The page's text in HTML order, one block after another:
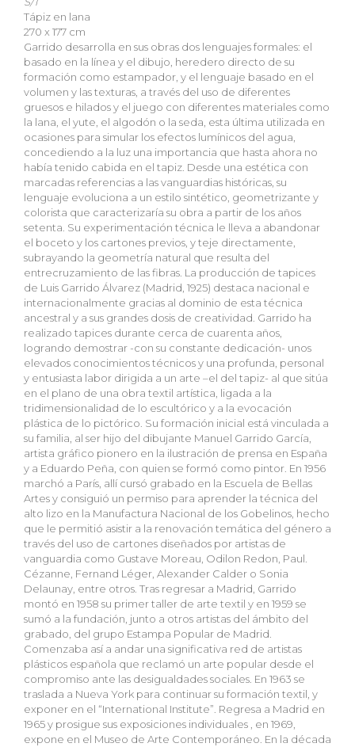
Tápiz en lana
270 x 177 cm
Garrido desarrolla en sus obras dos lenguajes formales: el
basado en la línea y el dibujo, heredero directo de su
formación como estampador, y el lenguaje basado en el
volumen y las texturas, a través del uso de diferentes
gruesos e hilados y el juego con diferentes materiales como
la lana, el yute, el algodón o la seda, esta última utilizada en
ocasiones para simular los efectos lumínicos del agua,
concediendo a la luz una importancia que hasta ahora no
había tenido cabida en el tapiz. Desde una estética con
marcadas referencias a las vanguardias históricas, su
lenguaje evoluciona a un estilo sintético, geometrizante y
colorista que caracterizaría su obra a partir de los años
setenta. Su experimentación técnica le lleva a abandonar
el boceto y los cartones previos, y teje directamente,
subrayando la geometría natural que resulta del
entrecruzamiento de las fibras. La producción de tapices
de Luis Garrido Álvarez (Madrid, 1925) destaca nacional e
internacionalmente gracias al dominio de esta técnica
ancestral y a sus grandes dosis de creatividad. Garrido ha
realizado tapices durante cerca de cuarenta años,
logrando demostrar -con su constante dedicación- unos
elevados conocimientos técnicos y una profunda, personal
y entusiasta labor dirigida a un arte –el del tapiz- al que sitúa
en el plano de una obra textil artística, ligada a la
tridimensionalidad de lo escultórico y a la evocación
plástica de lo pictórico. Su formación inicial está vinculada a
su familia, al ser hijo del dibujante Manuel Garrido García,
artista gráfico pionero en la ilustración de prensa en España
y a Eduardo Peña, con quien se formó como pintor. En 1956
marchó a París, allí cursó grabado en la Escuela de Bellas
Artes y consiguió un permiso para aprender la técnica del
alto lizo en la Manufactura Nacional de los Gobelinos, hecho
que le permitió asistir a la renovación temática del género a
través del uso de cartones diseñados por artistas de
vanguardia como Gustave Moreau, Odilon Redon, Paul.
Cézanne, Fernand Léger, Alexander Calder o Sonia
Delaunay, entre otros. Tras regresar a Madrid, Garrido
montó en 1958 su primer taller de arte textil y en 1959 se
sumó a la fundación, junto a otros artistas del ámbito del
grabado, del grupo Estampa Popular de Madrid.
Comenzaba así a andar una significativa red de artistas
plásticos española que reclamó un arte popular desde el
compromiso ante las desigualdades sociales. En 1963 se
traslada a Nueva York para continuar su formación textil, y
exponer en el “International Institute”. Regresa a Madrid en
1965 y prosigue sus exposiciones individuales , en 1969,
expone en el Museo de Arte Contemporáneo. En la década